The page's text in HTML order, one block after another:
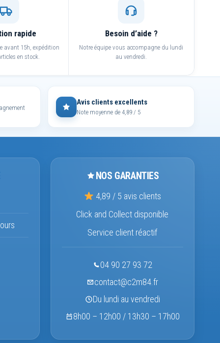
rapide
avant 15h, expédition
en stock.
Besoin d’aide ?
Notre équipe vous accompagne du lundi
au vendredi.
Avis clients excellents
Note moyenne de 4,89 / 5
NOS GARANTIES
4,89 / 5 avis clients
Click and Collect disponible
Service client réactif
04 90 27 93 72
contact@c2m84.fr
Du lundi au vendredi
8h00 – 12h00 / 13h30 – 17h00